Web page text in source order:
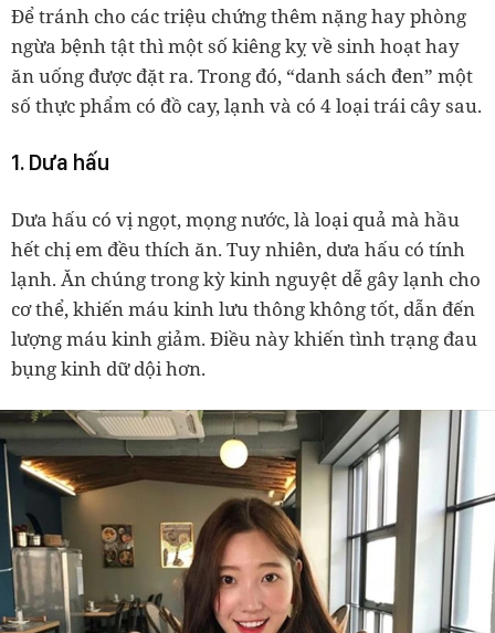
Để tránh cho các triệu chứng thêm nặng hay phòng
ngừa bệnh tật thì một số kiêng kỵ về sinh hoạt hay
ăn uống được đặt ra. Trong đó, “danh sách đen” một
số thực phẩm có đồ cay, lạnh và có 4 loại trái cây sau.
1. Dưa hấu
Dưa hấu có vị ngọt, mọng nước, là loại quả mà hầu
hết chị em đều thích ăn. Tuy nhiên, dưa hấu có tính
lạnh. Ăn chúng trong kỳ kinh nguyệt dễ gây lạnh cho
cơ thể, khiến máu kinh lưu thông không tốt, dẫn đến
lượng máu kinh giảm. Điều này khiến tình trạng đau
bụng kinh dữ dội hơn.